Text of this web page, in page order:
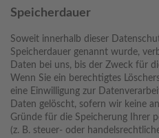
Speicherdauer
Soweit innerhalb dieser
Speicherdauer genannt wurde,
Daten bei uns, bis der Zweck für
Wenn Sie ein berechtigtes
eine Einwilligung zur
Daten gelöscht, sofern wir keine
Gründe für die Speicherung Ihrer
(z. B. steuer- oder